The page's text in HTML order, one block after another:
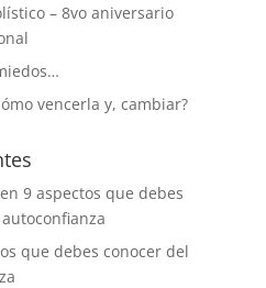
– 8vo aniversario
vencerla y, cambiar?
9 aspectos que debes
que debes conocer del